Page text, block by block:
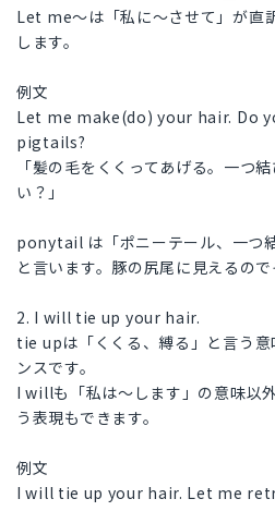
Let me〜は「私に〜させて」が直
します。
例文
Let me make(do) your hair. Do
pigtails?
「髪の毛をくくってあげる。一つ
い？」
ponytail は「ポニーテール、一つ
と言います。豚の尻尾に見えるので
2. I will tie up your hair.
tie upは「くくる、縛る」と言う意
ンスです。
I willも「私は〜します」の意味以
う表現もできます。
例文
I will tie up your hair. Let me